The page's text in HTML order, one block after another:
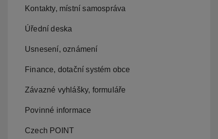
Kontakty, místní samospráva
Úřední deska
Usnesení, oznámení
Finance, dotační systém obce
Závazné vyhlášky, formuláře
Povinné informace
Czech POINT